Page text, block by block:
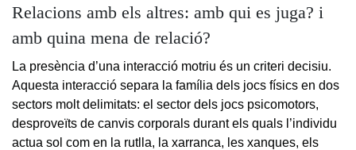
Relacions amb els altres: amb qui es juga? i
amb quina mena de relació?
La presència d’una interacció motriu és un criteri decisiu.
Aquesta interacció separa la família dels jocs físics en dos
sectors molt delimitats: el sector dels jocs psicomotors,
desproveïts de canvis corporals durant els quals l’individu
actua sol com en la rutlla, la xarranca, les xanques, els